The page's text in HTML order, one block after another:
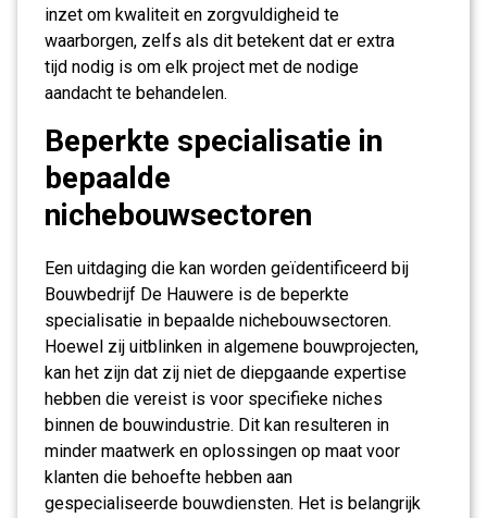
inzet om kwaliteit en zorgvuldigheid te
waarborgen, zelfs als dit betekent dat er extra
tijd nodig is om elk project met de nodige
aandacht te behandelen.
Beperkte specialisatie in
bepaalde
nichebouwsectoren
Een uitdaging die kan worden geïdentificeerd bij
Bouwbedrijf De Hauwere is de beperkte
specialisatie in bepaalde nichebouwsectoren.
Hoewel zij uitblinken in algemene bouwprojecten,
kan het zijn dat zij niet de diepgaande expertise
hebben die vereist is voor specifieke niches
binnen de bouwindustrie. Dit kan resulteren in
minder maatwerk en oplossingen op maat voor
klanten die behoefte hebben aan
gespecialiseerde bouwdiensten. Het is belangrijk